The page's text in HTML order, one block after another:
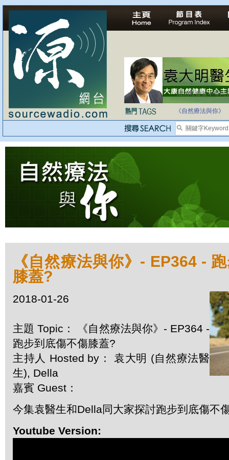
法治社會並不等同
《自然療法與你》
《自然療法與你》- EP364 -
膝蓋?
2018-01-26
主題 Topic： 《自然療法與你》- EP364 -
跑步到底傷不傷膝蓋?
主持人 Hosted by： 袁大明 (自然療法醫
生), Della
嘉賓 Guest：
今集袁醫生和Della同大家探討跑步到底傷不
Youtube Version: